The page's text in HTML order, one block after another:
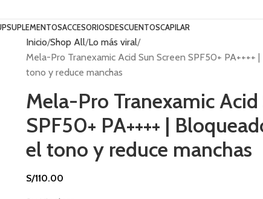
SUPLEMENTOSACCESORIOSDESCUENTOSCAPILAR
Inicio Shop All Lo más viral
Mela-Pro Tranexamic Acid Sun Screen SPF50+ PA++++
tono y reduce manchas
Mela-Pro Tranexamic Acid
SPF50+ PA++++ |
el tono y reduce manchas
S/110.00